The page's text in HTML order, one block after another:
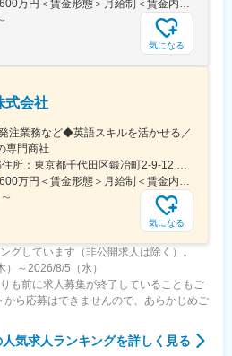
＜予定年収＞500万円～600万円＜賃金形態＞月給制＜賃金内訳＞月額（基本給）：300,000円～350,000円＜月給＞300,000円～350,000円＜昇給有無＞有＜残業手当＞有＜給与補足＞上記年収は、あくまで目安であり、前職・経験を考慮し検討させて頂きます。■昇給：あり■賞与：あり※会社業績と個人業績に応じて算定されます。賃金はあくまでも目安の金額であり、選考を通じて上下する可能性があります。月給(月額)は固定手当を含めた表記です。
気になる
式会社
注業務など◆英語スキルを活かせる／
専門商社
＜勤務地詳細＞東京本部住所：東京都千代田区鍛冶町2-9-12 神田徳力ビル6F勤務地最寄駅：各線／神田駅受動喫煙対策：屋内喫煙可能場所あり変更の範囲：会社の定める事業所
＜予定年収＞480万円～600万円＜賃金形態＞月給制＜賃金内訳＞月額（基本給）：270,000円～334,000円その他固定手当/月：10,000円＜月給＞280,000円～344,000円＜昇給有無＞有＜残業手当＞有＜給与補足＞■賞与：年2回〇25歳（入社4年目・スタッフ2） 年収590万円○30歳（入社9年目・スタッフ3） 年収700万円○35歳（リーダー候補） 年収760万円〇40歳（リーダー） 年収830万円○45歳（管理職候補） 年収860万円賃金はあくまでも目安の金額であり、選考を通じて上下する可能性があります。月給(月額)は固定手当を含めた表記です。
〜
気になる
グしています（非公開求人は除く）。
～2026/8/5（水）
も前に求人募集が終了していることもご
ら応募はできませんので、あらかじめご
人気求人ランキングを詳しく見る